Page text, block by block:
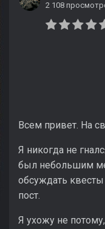
2 108
Всем привет. На
Я никогда не
был небольшим
обсуждать квесты
пост.
Я ухожу не